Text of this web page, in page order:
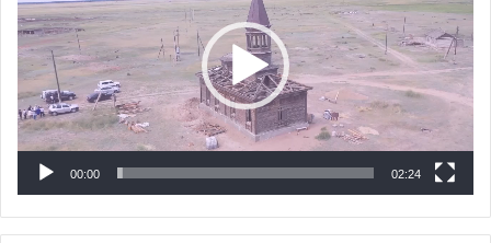
00:00 02:24